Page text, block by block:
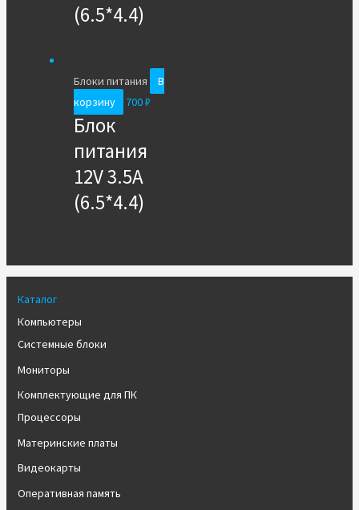
Каталог
Компьютеры
Системные блоки
Мониторы
Комплектующие для ПК
Процессоры
Материнские платы
Видеокарты
Оперативная память
(6.5*4.4)
Блоки питания
В
корзину
700₽
Блок
питания
12V 3.5A
(6.5*4.4)